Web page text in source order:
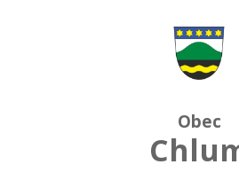
Obec